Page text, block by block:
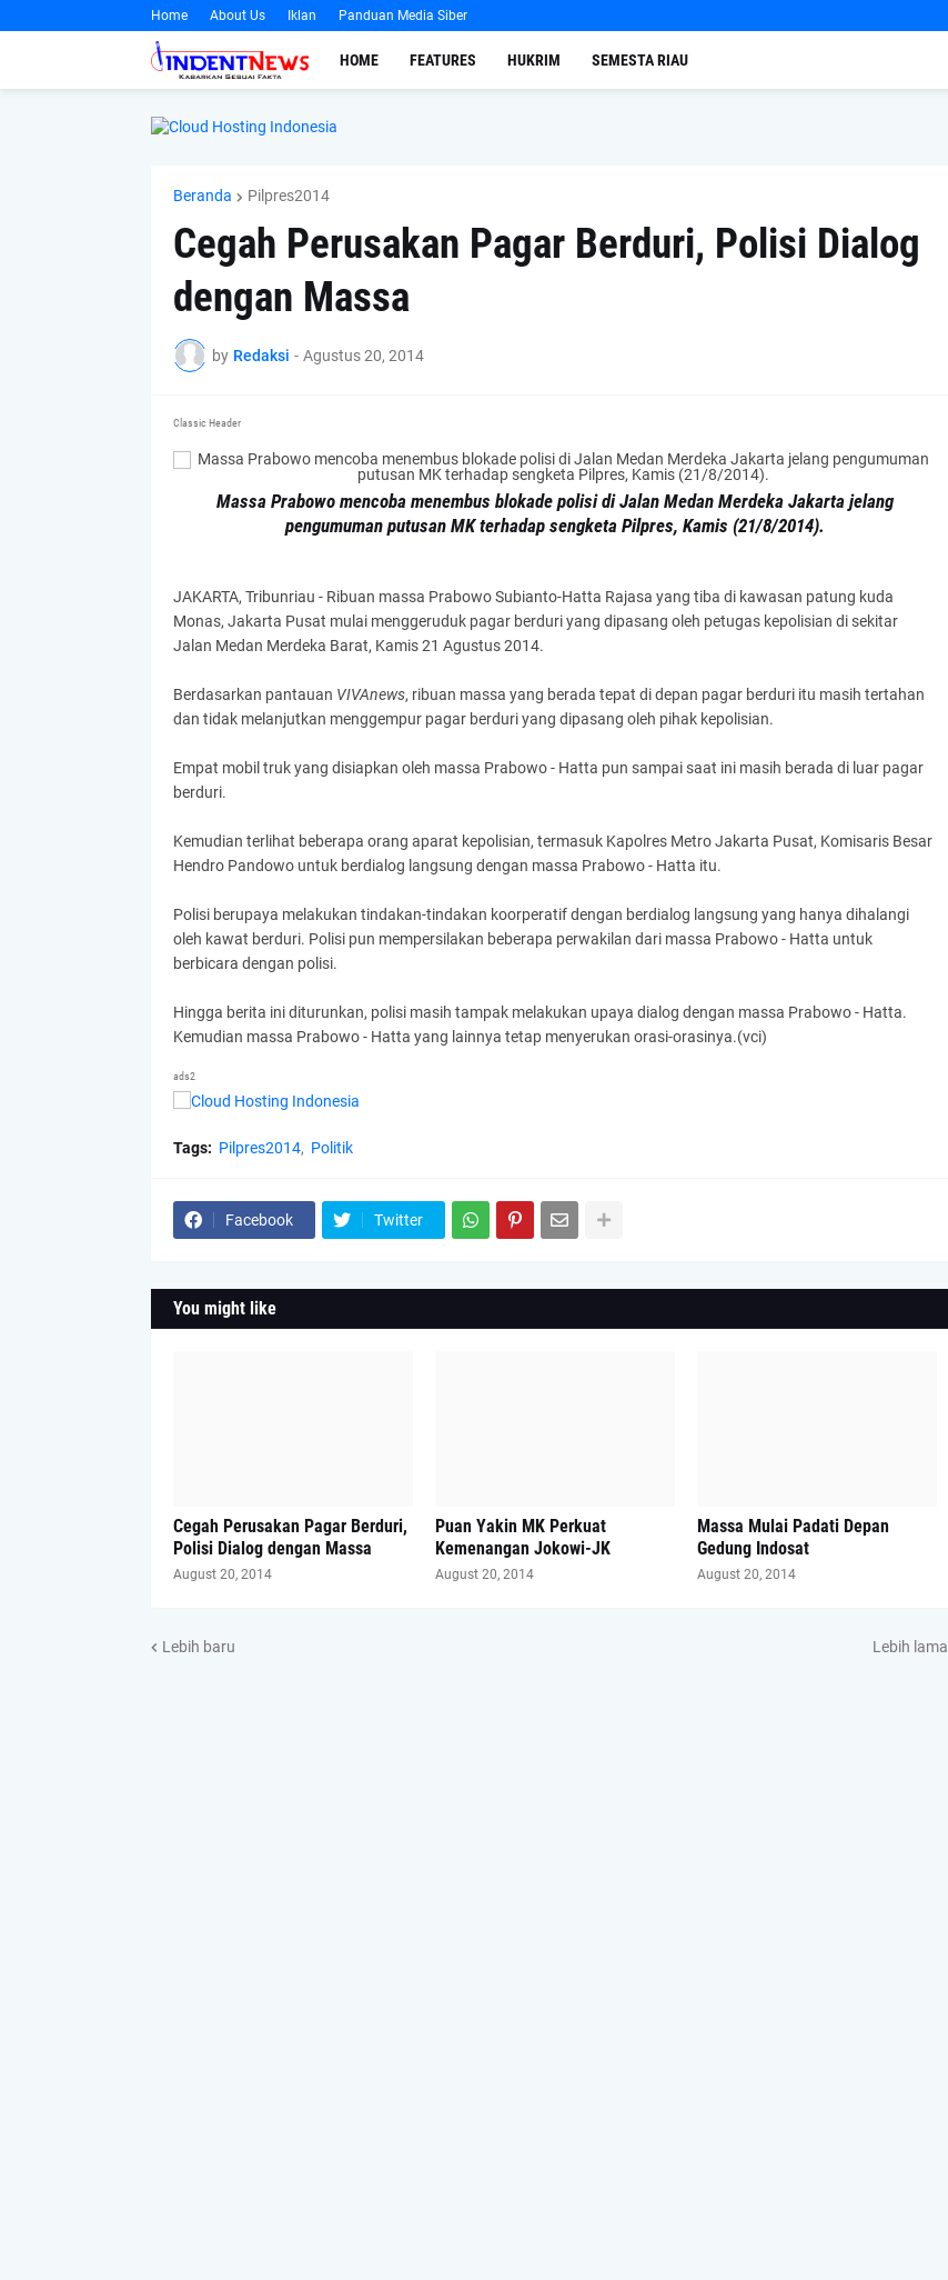
Home About Us Iklan Panduan Media Siber
HOME FEATURES HUKRIM SEMESTA RIAU
Beranda Pilpres2014
Cegah Perusakan Pagar Berduri, Polisi Dialog
dengan Massa
by Redaksi - Agustus 20, 2014
Classic Header
Massa Prabowo mencoba menembus blokade polisi di Jalan Medan Merdeka Jakarta jelang
pengumuman putusan MK terhadap sengketa Pilpres, Kamis (21/8/2014).
JAKARTA, Tribunriau - Ribuan massa Prabowo Subianto-Hatta Rajasa yang tiba di kawasan patung kuda
Monas, Jakarta Pusat mulai menggeruduk pagar berduri yang dipasang oleh petugas kepolisian di sekitar
Jalan Medan Merdeka Barat, Kamis 21 Agustus 2014.
Berdasarkan pantauan VIVAnews, ribuan massa yang berada tepat di depan pagar berduri itu masih tertahan
dan tidak melanjutkan menggempur pagar berduri yang dipasang oleh pihak kepolisian.
Empat mobil truk yang disiapkan oleh massa Prabowo - Hatta pun sampai saat ini masih berada di luar pagar
berduri.
Kemudian terlihat beberapa orang aparat kepolisian, termasuk Kapolres Metro Jakarta Pusat, Komisaris Besar
Hendro Pandowo untuk berdialog langsung dengan massa Prabowo - Hatta itu.
Polisi berupaya melakukan tindakan-tindakan koorperatif dengan berdialog langsung yang hanya dihalangi
oleh kawat berduri. Polisi pun mempersilakan beberapa perwakilan dari massa Prabowo - Hatta untuk
berbicara dengan polisi.
Hingga berita ini diturunkan, polisi masih tampak melakukan upaya dialog dengan massa Prabowo - Hatta.
Kemudian massa Prabowo - Hatta yang lainnya tetap menyerukan orasi-orasinya.(vci)
ads2
Tags: Pilpres2014 Politik
Facebook Twitter
You might like
Cegah Perusakan Pagar Berduri,
Polisi Dialog dengan Massa
August 20, 2014
Puan Yakin MK Perkuat
Kemenangan Jokowi-JK
August 20, 2014
Massa Mulai Padati Depan
Gedung Indosat
August 20, 2014
Lebih baru Lebih lama